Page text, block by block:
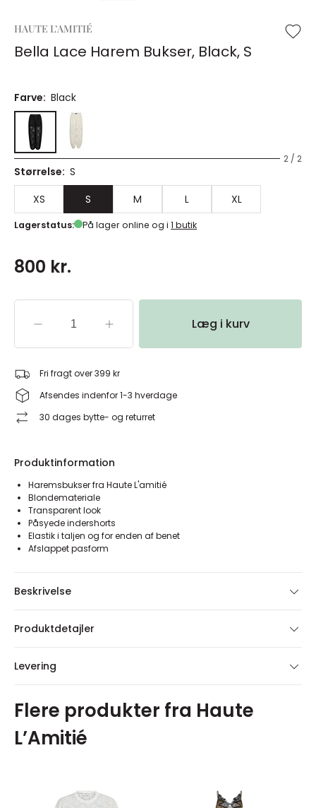
HAUTE L’AMITIÉ
Bella Lace Harem Bukser, Black, S
Farve: Black
2 / 2
Størrelse: S
XS
S M L XL
Lagerstatus: På lager online og i 1 butik
800 kr.
Læg i kurv
Fri fragt over 399 kr
Afsendes indenfor 1-3 hverdage
30 dages bytte- og returret
Produktinformation
Haremsbukser fra Haute L'amitié
Blondemateriale
Transparent look
Påsyede indershorts
Elastik i taljen og for enden af benet
Afslappet pasform
Beskrivelse
Produktdetajler
Levering
Flere produkter fra Haute
L’Amitié